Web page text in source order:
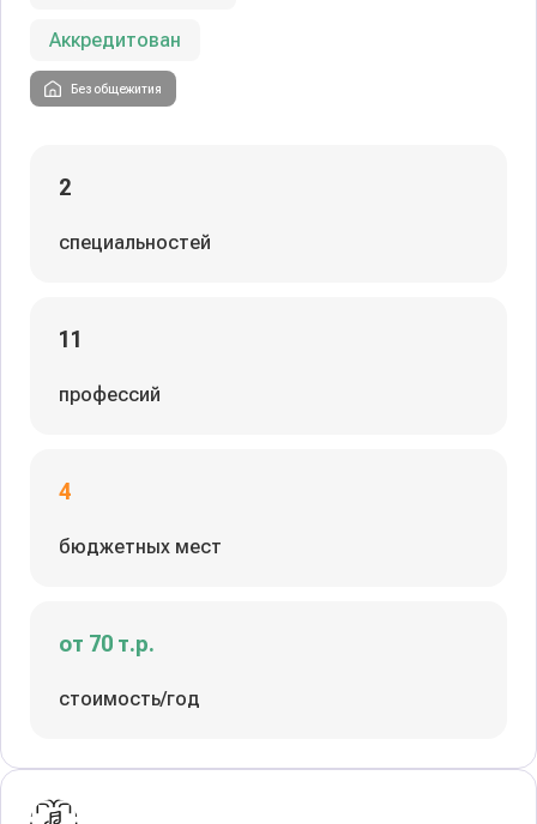
Аккредитован
Без общежития
2
специальностей
11
профессий
4
бюджетных мест
от 70 т.р.
стоимость/год